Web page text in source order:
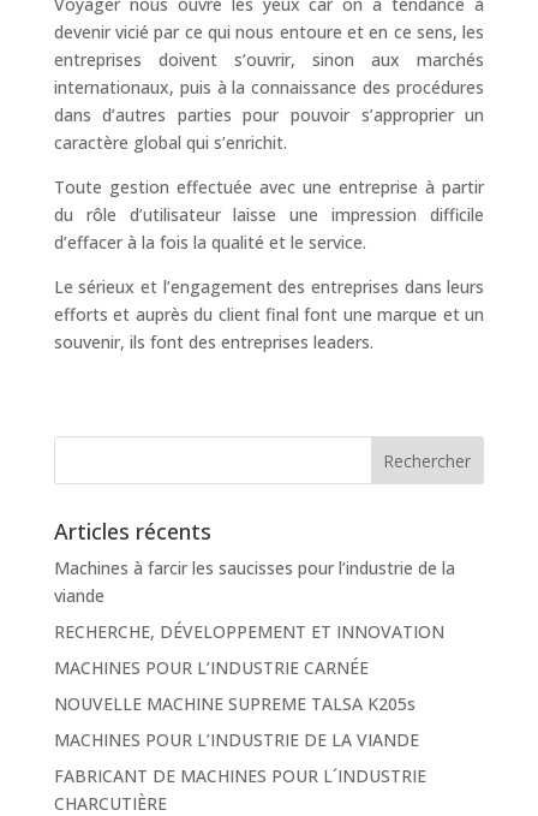
devenir vicié par ce qui nous entoure et en ce sens, les
entreprises doivent s’ouvrir, sinon aux marchés
internationaux, puis à la connaissance des procédures
dans d’autres parties pour pouvoir s’approprier un
caractère global qui s’enrichit.
Toute gestion effectuée avec une entreprise à partir
du rôle d’utilisateur laisse une impression difficile
d’effacer à la fois la qualité et le service.
Le sérieux et l’engagement des entreprises dans leurs
efforts et auprès du client final font une marque et un
souvenir, ils font des entreprises leaders.
Articles récents
Machines à farcir les saucisses pour l’industrie de la
viande
RECHERCHE, DÉVELOPPEMENT ET INNOVATION
MACHINES POUR L’INDUSTRIE CARNÉE
NOUVELLE MACHINE SUPREME TALSA K205s
MACHINES POUR L’INDUSTRIE DE LA VIANDE
FABRICANT DE MACHINES POUR L´INDUSTRIE
CHARCUTIÈRE